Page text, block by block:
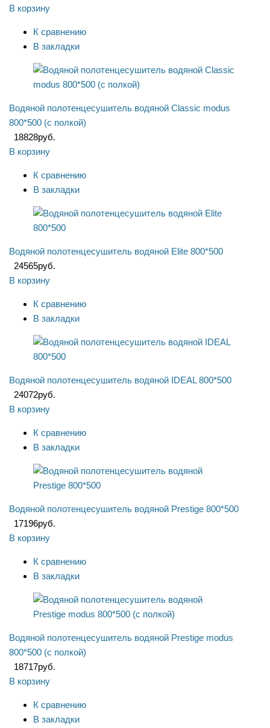
В корзину
К сравнению
В закладки
Водяной полотенцесушитель водяной Classic modus
800*500 (с полкой)
18828руб.
В корзину
К сравнению
В закладки
Водяной полотенцесушитель водяной Elite 800*500
24565руб.
В корзину
К сравнению
В закладки
Водяной полотенцесушитель водяной IDEAL 800*500
24072руб.
В корзину
К сравнению
В закладки
Водяной полотенцесушитель водяной Prestige 800*500
17196руб.
В корзину
К сравнению
В закладки
Водяной полотенцесушитель водяной Prestige modus
800*500 (с полкой)
18717руб.
В корзину
К сравнению
В закладки